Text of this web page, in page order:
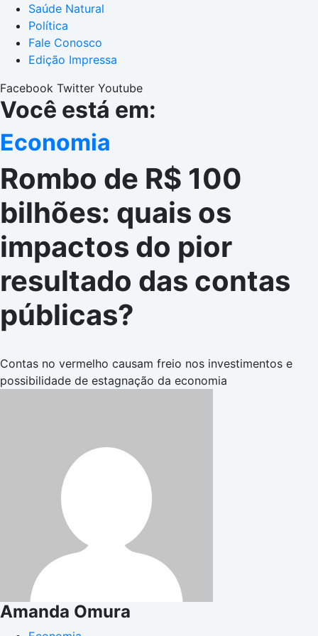
Saúde Natural
Política
Fale Conosco
Edição Impressa
Facebook Twitter Youtube
Você está em:
Economia
Rombo de R$ 100
bilhões: quais os
impactos do pior
resultado das contas
públicas?
Contas no vermelho causam freio nos investimentos e
possibilidade de estagnação da economia
Amanda Omura